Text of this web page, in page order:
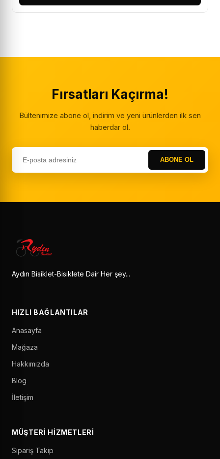
Fırsatları Kaçırma!
Bültenimize abone ol, indirim ve yeni ürünlerden ilk sen
haberdar ol.
ABONE OL
Aydın Bisiklet-Bisiklete Dair Her şey...
HIZLI BAĞLANTILAR
Anasayfa
Mağaza
Hakkımızda
Blog
İletişim
MÜŞTERI HIZMETLERI
Sipariş Takip